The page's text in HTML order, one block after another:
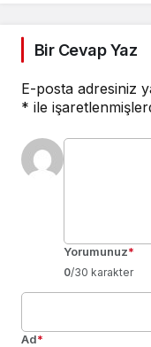
Bir Cevap Yaz
E-posta adresiniz
* ile
Yorumunuz*
0/30 karakter
Ad*